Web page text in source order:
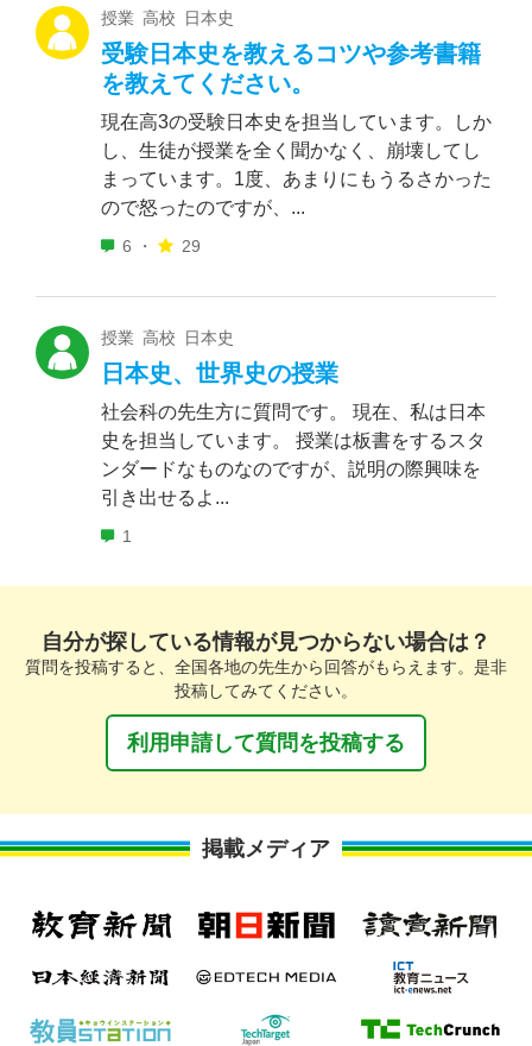
授業 高校 日本史
受験日本史を教えるコツや参考書籍
を教えてください。
現在高3の受験日本史を担当しています。しか
し、生徒が授業を全く聞かなく、崩壊してし
まっています。1度、あまりにもうるさかった
ので怒ったのですが、...
6 ・ 29
授業 高校 日本史
日本史、世界史の授業
社会科の先生方に質問です。 現在、私は日本
史を担当しています。 授業は板書をするスタ
ンダードなものなのですが、説明の際興味を
引き出せるよ...
1
自分が探している情報が見つからない場合は？
質問を投稿すると、全国各地の先生から回答がもらえます。是非
投稿してみてください。
利用申請して質問を投稿する
掲載メディア